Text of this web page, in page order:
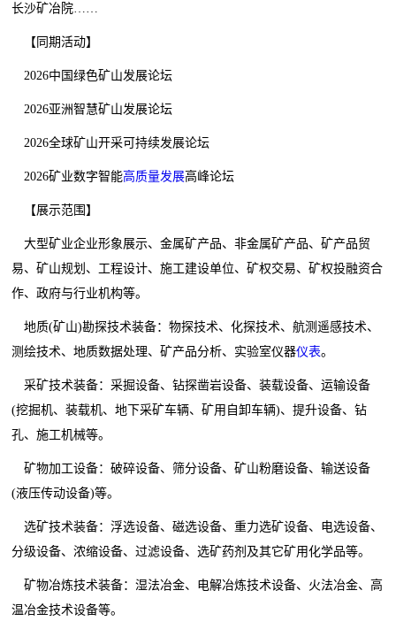
长沙矿冶院……
【同期活动】
2026中国绿色矿山发展论坛
2026亚洲智慧矿山发展论坛
2026全球矿山开采可持续发展论坛
2026矿业数字智能高质量发展高峰论坛
【展示范围】
大型矿业企业形象展示、金属矿产品、非金属矿产品、矿产品贸
易、矿山规划、工程设计、施工建设单位、矿权交易、矿权投融资合
作、政府与行业机构等。
地质(矿山)勘探技术装备：物探技术、化探技术、航测遥感技术、
测绘技术、地质数据处理、矿产品分析、实验室仪器仪表。
采矿技术装备：采掘设备、钻探凿岩设备、装载设备、运输设备
(挖掘机、装载机、地下采矿车辆、矿用自卸车辆)、提升设备、钻
孔、施工机械等。
矿物加工设备：破碎设备、筛分设备、矿山粉磨设备、输送设备
(液压传动设备)等。
选矿技术装备：浮选设备、磁选设备、重力选矿设备、电选设备、
分级设备、浓缩设备、过滤设备、选矿药剂及其它矿用化学品等。
矿物冶炼技术装备：湿法冶金、电解冶炼技术设备、火法冶金、高
温冶金技术设备等。